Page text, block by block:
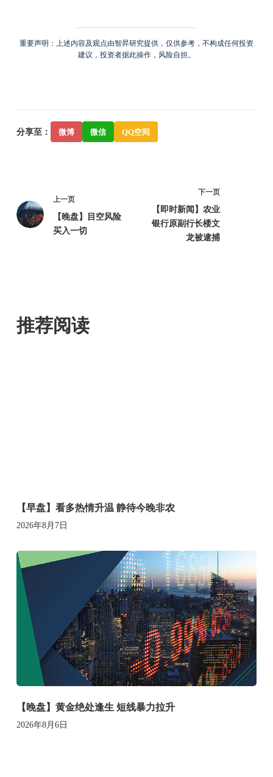
重要声明：上述内容及观点由智昇研究提供，仅供参考，不构成任何投资
建议，投资者据此操作，风险自担。
分享至： 微博 微信 QQ空间
上一页
【晚盘】目空风险
买入一切
下一页
【即时新闻】农业
银行原副行长楼文
龙被逮捕
推荐阅读
【早盘】看多热情升温 静待今晚非农
2026年8月7日
【晚盘】黄金绝处逢生 短线暴力拉升
2026年8月6日